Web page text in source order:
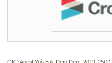
GKD Anest Yoğ Bak Dern Derg. 2019; 25(2):